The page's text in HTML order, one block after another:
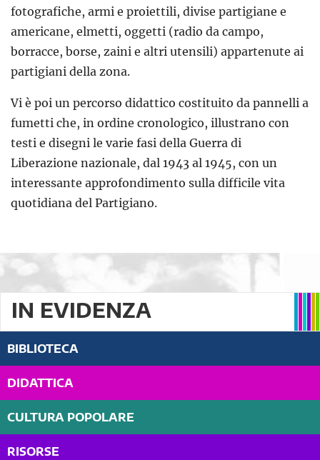
fotografiche, armi e proiettili, divise partigiane e
americane, elmetti, oggetti (radio da campo,
borracce, borse, zaini e altri utensili) appartenute ai
partigiani della zona.
Vi è poi un percorso didattico costituito da pannelli a
fumetti che, in ordine cronologico, illustrano con
testi e disegni le varie fasi della Guerra di
Liberazione nazionale, dal 1943 al 1945, con un
interessante approfondimento sulla difficile vita
quotidiana del Partigiano.
IN EVIDENZA
BIBLIOTECA
DIDATTICA
CULTURA POPOLARE
RISORSE